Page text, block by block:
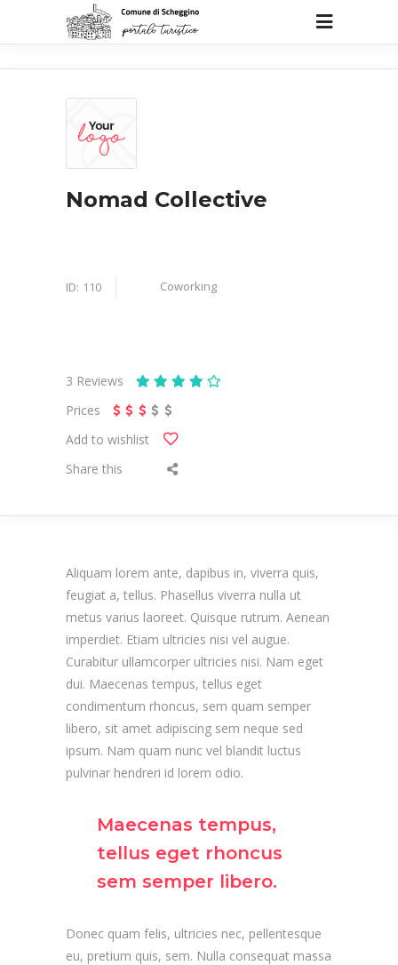
Nomad Collective
ID: 110 Coworking
3 Reviews
Prices
Add to wishlist
Share this
Aliquam lorem ante, dapibus in, viverra quis,
feugiat a, tellus. Phasellus viverra nulla ut
metus varius laoreet. Quisque rutrum. Aenean
imperdiet. Etiam ultricies nisi vel augue.
Curabitur ullamcorper ultricies nisi. Nam eget
dui. Maecenas tempus, tellus eget
condimentum rhoncus, sem quam semper
libero, sit amet adipiscing sem neque sed
ipsum. Nam quam nunc vel blandit luctus
pulvinar hendreri id lorem odio.
Maecenas tempus,
tellus eget rhoncus
sem semper libero.
Donec quam felis, ultricies nec, pellentesque
eu, pretium quis, sem. Nulla consequat massa